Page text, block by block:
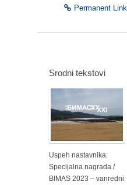
Permanent Link
Srodni tekstovi
Uspeh nastavnika:
Specijalna nagrada /
BIMAS 2023 – vanredni